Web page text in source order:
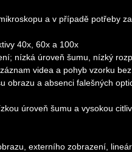
a v případě potřeby
40x, 60x a 100x
nízká úroveň šumu, nízký
videa a pohyb vzorku
obrazu a absenci falešných
úroveň šumu a vysokou
externího zobrazení,